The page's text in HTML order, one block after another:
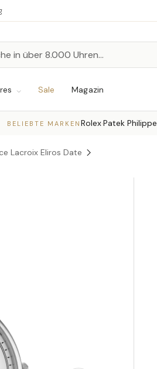
Sale Magazin
BELIEBTE MARKEN Rolex·Patek Philippe
Lacroix Eliros Date